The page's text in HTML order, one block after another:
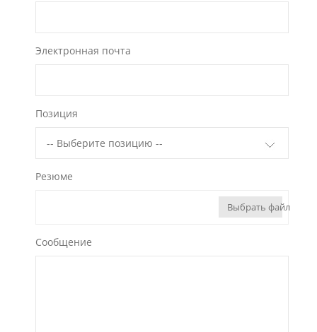
Электронная почта
Позиция
Резюме
Выбрать файл
Сообщение